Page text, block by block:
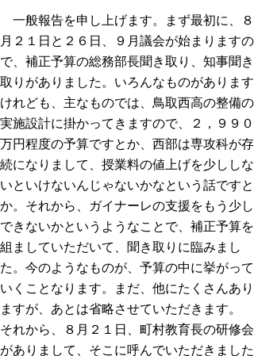
一般報告を申し上げます。まず最初に、８
月２１日と２６日、９月議会が始まりますの
で、補正予算の総務部長聞き取り、知事聞き
取りがありました。いろんなものがあります
けれども、主なものでは、鳥取西高の整備の
実施設計に掛かってきますので、２，９９０
万円程度の予算ですとか、西部は専攻科が存
続になりまして、授業料の値上げを少ししな
いといけないんじゃないかなという話ですと
か。それから、ガイナーレの支援をもう少し
できないかというようなことで、補正予算を
組ましていただいて、聞き取りに臨みまし
た。今のようなものが、予算の中に挙がって
いくことなります。まだ、他にたくさんあり
ますが、あとは省略させていただきます。
それから、８月２１日、町村教育長の研修会
がありまして、そこに呼んでいただきました